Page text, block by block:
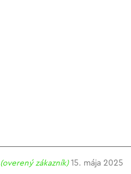
(overený zákazník) 15. mája 2025